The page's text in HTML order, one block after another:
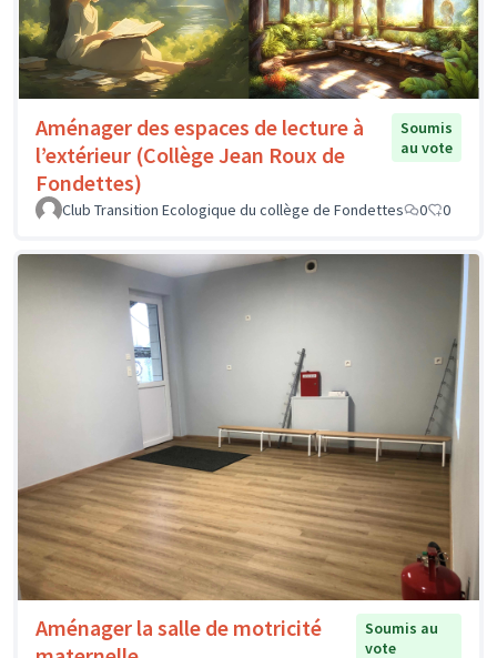
Aménager des espaces de lecture à
l’extérieur (Collège Jean Roux de
Fondettes)
Soumis
au vote
Club Transition Ecologique du collège de Fondettes 0 0
Aménager la salle de motricité
Soumis au
vote